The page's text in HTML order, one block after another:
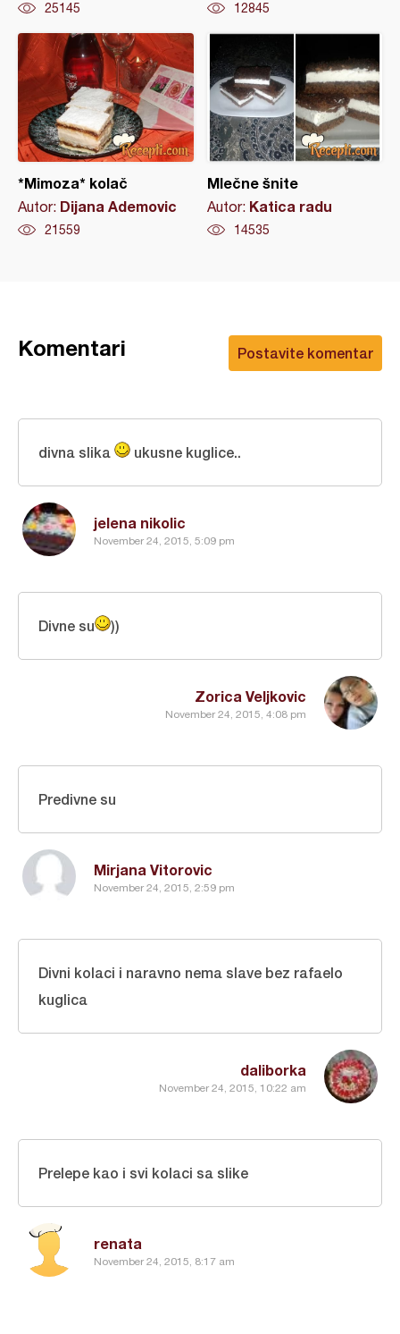
25145 12845
*Mimoza* kolač
Autor: Dijana Ademovic
21559
Mlečne šnite
Autor: Katica radu
14535
Postavite komentar
Komentari
jelena nikolic
November 24, 2015, 5:09 pm
divna slika ukusne kuglice..
Zorica Veljkovic
November 24, 2015, 4:08 pm
Divne su ))
Mirjana Vitorovic
November 24, 2015, 2:59 pm
Predivne su
daliborka
November 24, 2015, 10:22 am
Divni kolaci i naravno nema slave bez rafaelo
kuglica
renata
November 24, 2015, 8:17 am
Prelepe kao i svi kolaci sa slike